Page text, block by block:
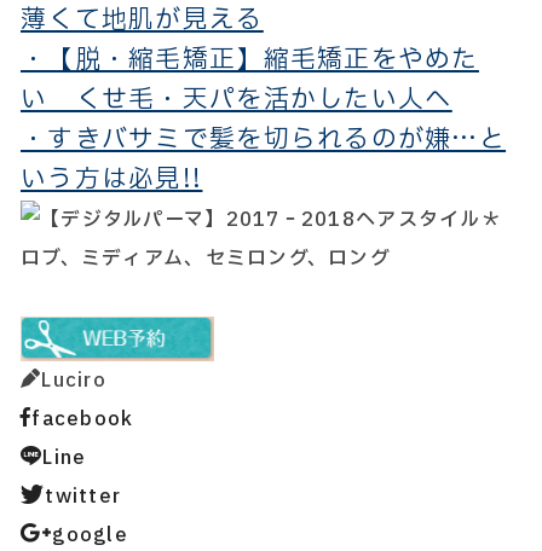
薄くて地肌が見える
・【脱・縮毛矯正】縮毛矯正をやめた
い くせ毛・天パを活かしたい人へ
・すきバサミで髪を切られるのが嫌…と
いう方は必見!!
Luciro
facebook
Line
twitter
google